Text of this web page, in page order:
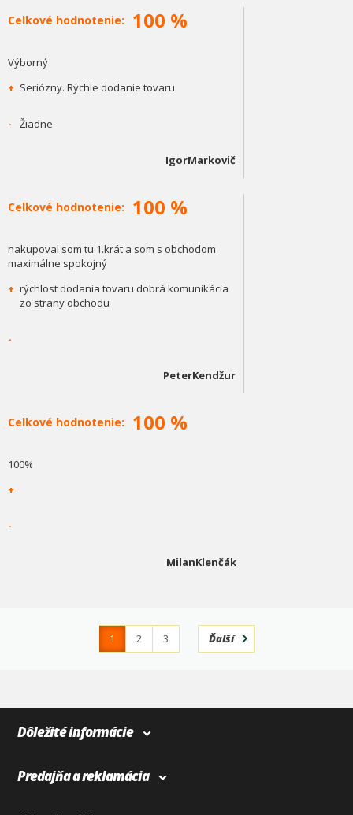
Celkové hodnotenie: 100 %
Výborný
+ Seriózny. Rýchle dodanie tovaru.
- Žiadne
IgorMarkovič
Celkové hodnotenie: 100 %
nakupoval som tu 1.krát a som s obchodom
maximálne spokojný
+ rýchlost dodania tovaru dobrá komunikácia
zo strany obchodu
-
PeterKendžur
Celkové hodnotenie: 100 %
100%
+
-
MilanKlenčák
1 2
3
Ďalší
Dôležité informácie
Predajňa a reklamácia